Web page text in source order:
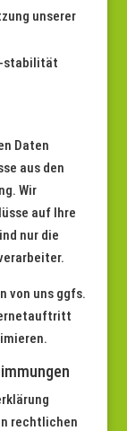
unserer
-stabilität
Daten
aus den
Wir
auf Ihre
nur die
von uns ggfs.
rechtlichen